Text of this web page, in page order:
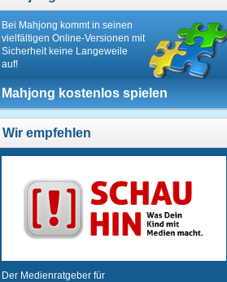
Bei Mahjong kommt in seinen
vielfältigen Online-Versionen mit
Sicherheit keine Langeweile
auf!
Mahjong kostenlos spielen
Wir empfehlen
Der Medienratgeber für